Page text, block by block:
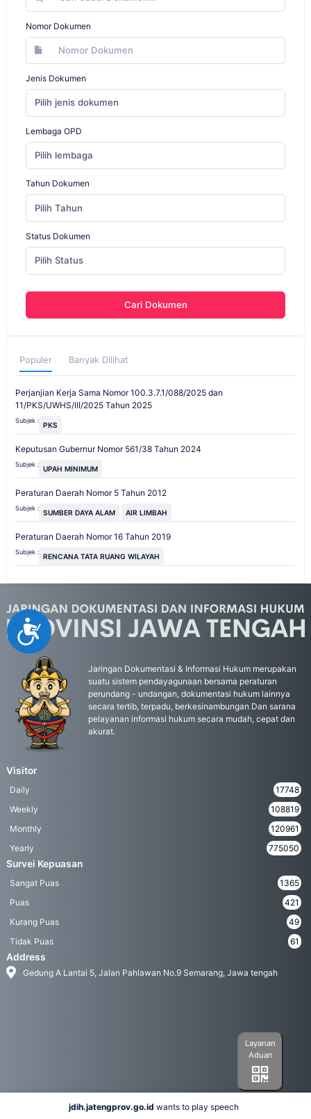
Accessibility
Nomor Dokumen
Jenis Dokumen
Pilih jenis dokumen
Lembaga OPD
Pilih lembaga
Tahun Dokumen
Pilih Tahun
Status Dokumen
Pilih Status
Cari Dokumen
Populer Banyak Dilihat
Perjanjian Kerja Sama Nomor 100.3.7.1/088/2025 dan
11/PKS/UWHS/III/2025 Tahun 2025
Subjek : PKS
Keputusan Gubernur Nomor 561/38 Tahun 2024
Subjek : UPAH MINIMUM
Peraturan Daerah Nomor 5 Tahun 2012
Subjek : SUMBER DAYA ALAM AIR LIMBAH
Peraturan Daerah Nomor 16 Tahun 2019
Subjek : RENCANA TATA RUANG WILAYAH
Jaringan Dokumentasi & Informasi Hukum merupakan
suatu sistem pendayagunaan bersama peraturan
perundang - undangan, dokumentasi hukum lainnya
secara tertib, terpadu, berkesinambungan Dan sarana
pelayanan informasi hukum secara mudah, cepat dan
akurat.
Visitor
Daily
17748
Weekly
108819
Monthly
120961
Yearly
775050
Survei Kepuasan
Sangat Puas
1365
Puas
421
Kurang Puas
49
Tidak Puas
61
Address
Gedung A Lantai 5, Jalan Pahlawan No.9 Semarang, Jawa tengah
Layanan
Aduan
jdih.jatengprov.go.id wants to play speech